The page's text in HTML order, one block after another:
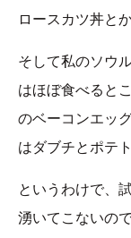
ロースカツ丼と
そして私のソウ
はほぼ食べると
のベーコンエッ
はダブチとポテ
というわけで、
湧いてこないの